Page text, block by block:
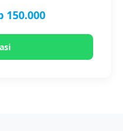
150.000